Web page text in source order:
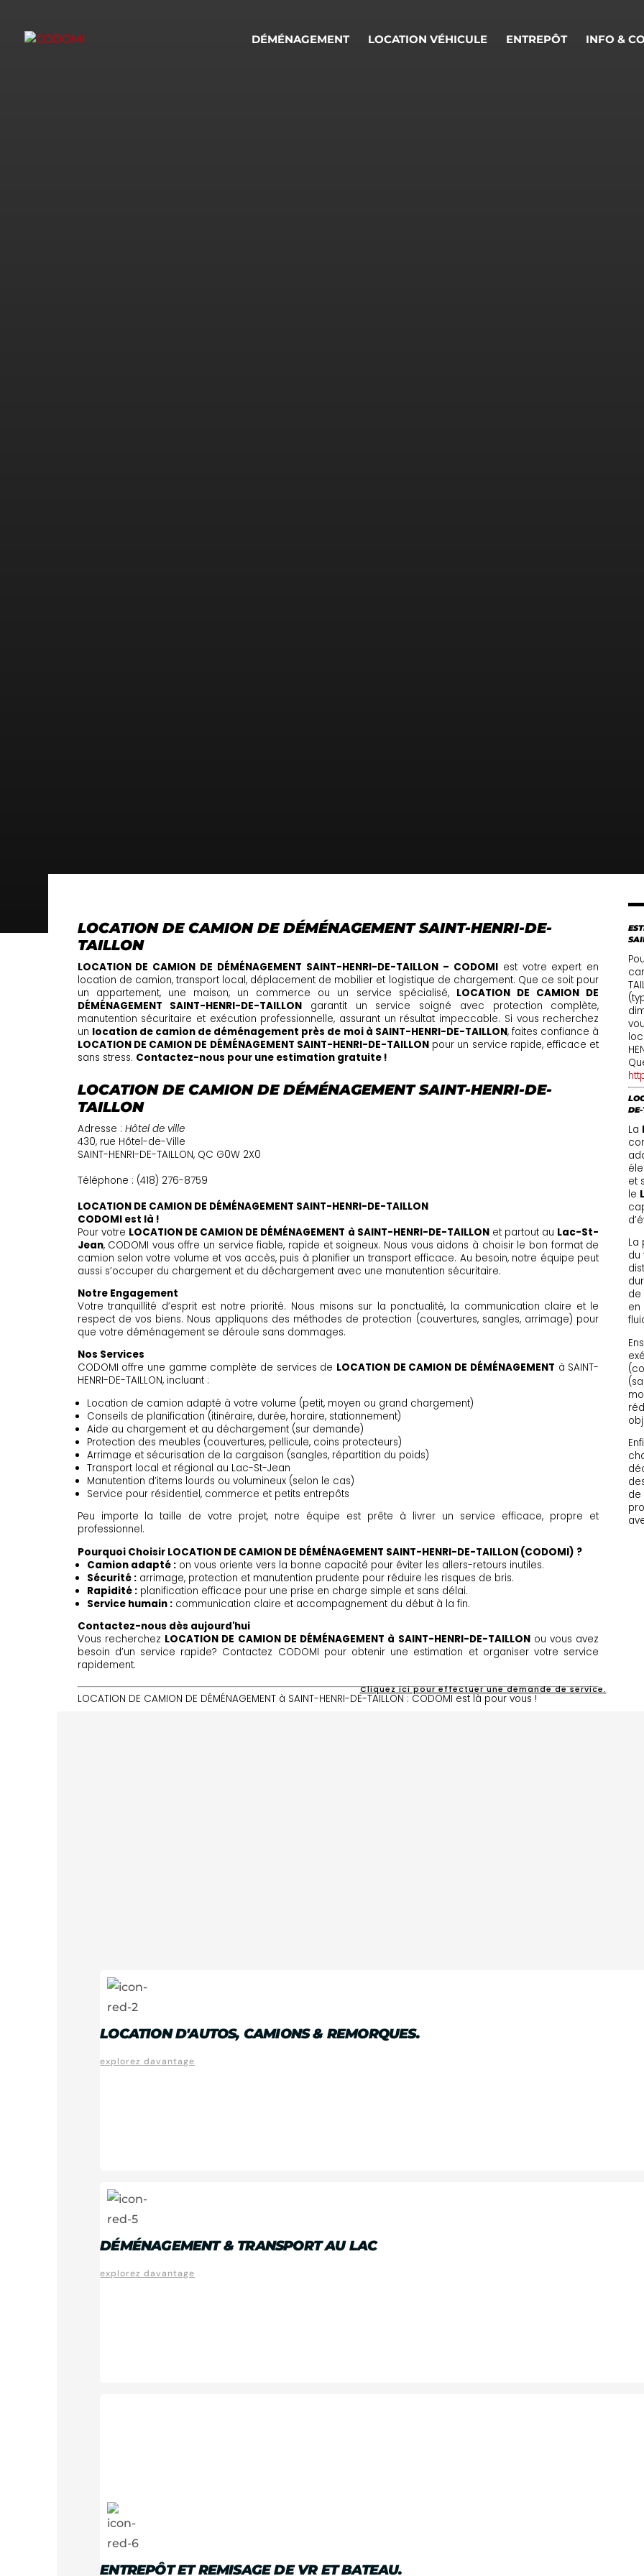
DÉMÉNAGEMENT LOCATION VÉHICULE ENTREPÔT INFO &
LOCATION DE CAMION DE DÉMÉNAGEMENT SAINT-HENRI-DE-
TAILLON
LOCATION DE CAMION DE DÉMÉNAGEMENT SAINT-HENRI-DE-TAILLON – CODOMIest votre expert en
location de camion, transport local, déplacement de mobilier et logistique de chargement. Que ce soit pour
un appartement, une maison, un commerce ou un service spécialisé, LOCATION DE CAMION DE
DÉMÉNAGEMENT SAINT-HENRI-DE-TAILLON garantit un service soigné avec protection complète,
manutention sécuritaire et exécution professionnelle, assurant un résultat impeccable. Si vous recherchez
un location de camion de déménagement près de moi à SAINT-HENRI-DE-TAILLON, faites confiance à
LOCATION DE CAMION DE DÉMÉNAGEMENT SAINT-HENRI-DE-TAILLONpour un service rapide, efficace et
sans stress. Contactez-nous pour une estimation gratuite !
LOCATION DE CAMION DE DÉMÉNAGEMENT SAINT-HENRI-DE-
TAILLON
Adresse : Hôtel de ville
430, rue Hôtel-de-Ville
SAINT-HENRI-DE-TAILLON, QC G0W 2X0
Téléphone : (418) 276-8759
LOCATION DE CAMION DE DÉMÉNAGEMENT SAINT-HENRI-DE-TAILLON
CODOMI est là !
Pour votre LOCATION DE CAMION DE DÉMÉNAGEMENT à SAINT-HENRI-DE-TAILLONet partout au Lac-St-
Jean, CODOMI vous offre un service fiable, rapide et soigneux. Nous vous aidons à choisir le bon format de
camion selon votre volume et vos accès, puis à planifier un transport efficace. Au besoin, notre équipe peut
aussi s’occuper du chargement et du déchargement avec une manutention sécuritaire.
Notre Engagement
Votre tranquillité d’esprit est notre priorité. Nous misons sur la ponctualité, la communication claire et le
respect de vos biens. Nous appliquons des méthodes de protection (couvertures, sangles, arrimage) pour
que votre déménagement se déroule sans dommages.
Nos Services
CODOMI offre une gamme complète de services de LOCATION DE CAMION DE DÉMÉNAGEMENT à SAINT-
HENRI-DE-TAILLON, incluant :
Location de camion adapté à votre volume (petit, moyen ou grand chargement)
Conseils de planification (itinéraire, durée, horaire, stationnement)
Aide au chargement et au déchargement (sur demande)
Protection des meubles (couvertures, pellicule, coins protecteurs)
Arrimage et sécurisation de la cargaison (sangles, répartition du poids)
Transport local et régional au Lac-St-Jean
Manutention d’items lourds ou volumineux (selon le cas)
Service pour résidentiel, commerce et petits entrepôts
Peu importe la taille de votre projet, notre équipe est prête à livrer un service efficace, propre et
professionnel.
Pourquoi Choisir LOCATION DE CAMION DE DÉMÉNAGEMENT SAINT-HENRI-DE-TAILLON (CODOMI) ?
Camion adapté :on vous oriente vers la bonne capacité pour éviter les allers-retours inutiles.
Sécurité :arrimage, protection et manutention prudente pour réduire les risques de bris.
Rapidité :planification efficace pour une prise en charge simple et sans délai.
Service humain :communication claire et accompagnement du début à la fin.
Contactez-nous dès aujourd'hui
Vous recherchez LOCATION DE CAMION DE DÉMÉNAGEMENT à SAINT-HENRI-DE-TAILLONou vous avez
besoin d’un service rapide? Contactez CODOMI pour obtenir une estimation et organiser votre service
rapidement.
LOCATION DE CAMION DE DÉMÉNAGEMENT à SAINT-HENRI-DE-TAILLON : CODOMI est là pour vous !
La
et
le
La
du
de
en
de
Cliquez ici pour effectuer une demande de service.
LOCATION D'AUTOS, CAMIONS & REMORQUES.
explorez davantage
DÉMÉNAGEMENT & TRANSPORT AU LAC
explorez davantage
ENTREPÔT ET REMISAGE DE VR ET BATEAU.